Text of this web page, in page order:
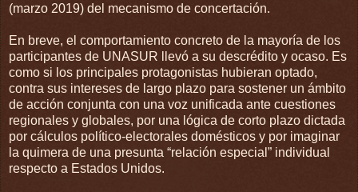
(marzo 2019) del mecanismo de concertación.
En breve, el comportamiento concreto de la mayoría de los
participantes de UNASUR llevó a su descrédito y ocaso. Es
como si los principales protagonistas hubieran optado,
contra sus intereses de largo plazo para sostener un ámbito
de acción conjunta con una voz unificada ante cuestiones
regionales y globales, por una lógica de corto plazo dictada
por cálculos político-electorales domésticos y por imaginar
la quimera de una presunta “relación especial” individual
respecto a Estados Unidos.